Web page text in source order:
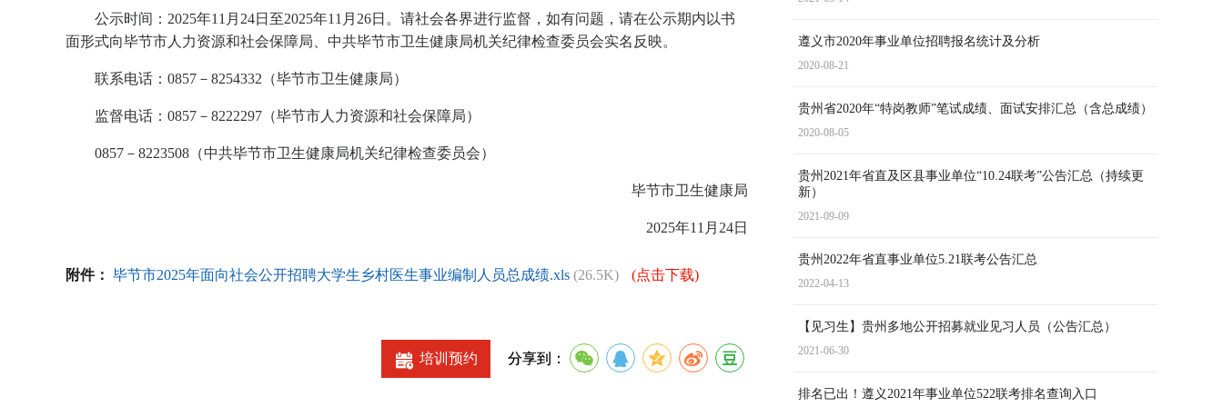
公示时间：2025年11月24日至2025年11月26日。请社会各界进行监督，如有问题，请在公示期内以书
面形式向毕节市人力资源和社会保障局、中共毕节市卫生健康局机关纪律检查委员会实名反映。
联系电话：0857－8254332（毕节市卫生健康局）
监督电话：0857－8222297（毕节市人力资源和社会保障局）
0857－8223508（中共毕节市卫生健康局机关纪律检查委员会）
毕节市卫生健康局
2025年11月24日
附件： 毕节市2025年面向社会公开招聘大学生乡村医生事业编制人员总成绩.xls (26.5K) (点击下载)
培训预约 分享到：
遵义市2020年事业单位招聘报名统计及分析
2020-08-21
贵州省2020年“特岗教师”笔试成绩、面试安排汇总（含总成绩）
2020-08-05
贵州2021年省直及区县事业单位“10.24联考”公告汇总（持续更
新）
2021-09-09
贵州2022年省直事业单位5.21联考公告汇总
2022-04-13
【见习生】贵州多地公开招募就业见习人员（公告汇总）
2021-06-30
排名已出！遵义2021年事业单位522联考排名查询入口